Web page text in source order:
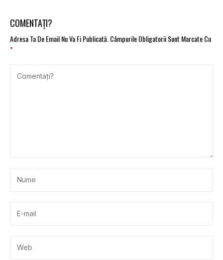
COMENTAȚI?
Adresa Ta De Email Nu Va Fi Publicată. Câmpurile Obligatorii Sunt Marcate Cu
*